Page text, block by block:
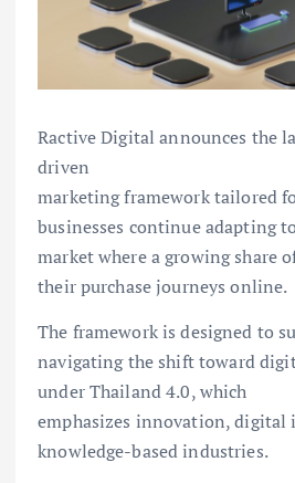
Ractive Digital announces the
driven
marketing framework tailored
businesses continue adapting
market where a growing share
their purchase journeys online.
The framework is designed to
navigating the shift toward
under Thailand 4.0, which
emphasizes innovation, digital
knowledge-based industries.